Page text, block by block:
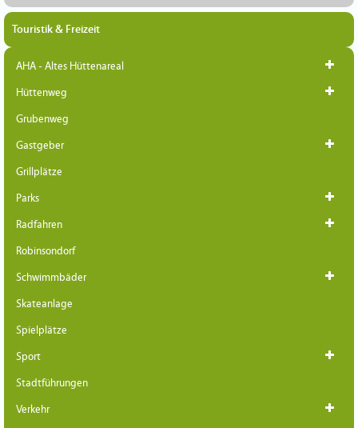
Touristik & Freizeit
AHA - Altes Hüttenareal
Hüttenweg
Grubenweg
Gastgeber
Grillplätze
Parks
Radfahren
Robinsondorf
Schwimmbäder
Skateanlage
Spielplätze
Sport
Stadtführungen
Verkehr